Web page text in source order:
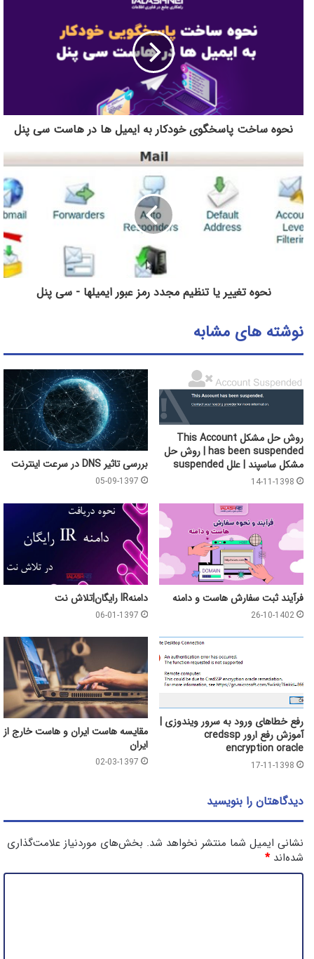
نحوه ساخت پاسخگوی خودکار به ایمیل ها در هاست سی پنل
نحوه تغییر یا تنظیم مجدد رمز عبور ایمیلها - سی پنل
نوشته های مشابه
روش حل مشکل This Account
has been suspended | روش حل
مشکل ساسپند | علل suspended
14-11-1398
بررسی تاثیر DNS در سرعت اینترنت
05-09-1397
فرآیند ثبت سفارش هاست و دامنه
26-10-1402
دامنهIR رایگان|تلاش نت
06-01-1397
رفع خطاهای ورود به سرور ویندوزی |
آموزش رفع ارور credssp
encryption oracle
17-11-1398
مقایسه هاست ایران و هاست خارج از
ایران
02-03-1397
دیدگاهتان را بنویسید
نشانی ایمیل شما منتشر نخواهد شد. بخش‌های موردنیاز علامت‌گذاری
شده‌اند*